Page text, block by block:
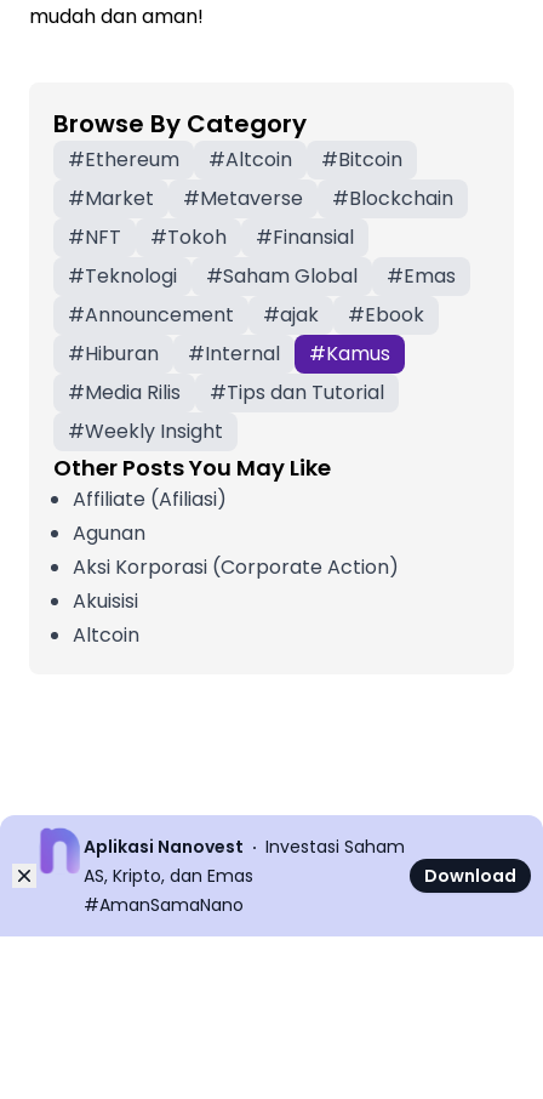
mudah dan aman!
Browse By Category
#Ethereum #Altcoin #Bitcoin
#Market #Metaverse #Blockchain
#NFT #Tokoh #Finansial
#Teknologi #Saham Global #Emas
#Announcement #ajak #Ebook
#Hiburan #Internal #Kamus
#Media Rilis #Tips dan Tutorial
#Weekly Insight
Other Posts You May Like
Affiliate (Afiliasi)
Agunan
Aksi Korporasi (Corporate Action)
Akuisisi
Altcoin
Dismiss
Aplikasi Nanovest
Investasi Saham
AS, Kripto, dan Emas
#AmanSamaNano
Download